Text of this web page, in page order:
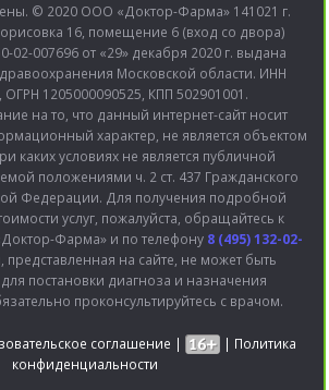
© 2020 ООО «Доктор-Фарма» 141021 г.
16, помещение 6 (вход со двора)
007696 от «29» декабря 2020 г. выдана
Московской области. ИНН
ОГРН 1205000090525, КПП 502901001.
на то, что данный интернет-сайт носит
характер, не является объектом
каких условиях не является публичной
положениями ч. 2 ст. 437 Гражданского
Федерации. Для получения подробной
услуг, пожалуйста, обращайтесь к
Фарма» и по телефону 8 (495) 132-02-
на сайте, не может быть
постановки диагноза и назначения
проконсультируйтесь с врачом.
соглашение | | Политика
конфиденциальности